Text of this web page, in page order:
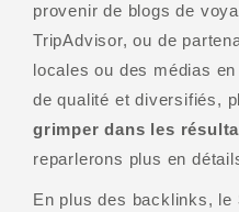
provenir de blogs de
TripAdvisor, ou de
locales ou des médias
de qualité et diversifiés,
grimper dans les
reparlerons plus en
En plus des backlinks, le